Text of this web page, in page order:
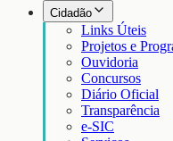
Cidadão
Links Úteis
Projetos e
Ouvidoria
Concursos
Diário Oficial
Transparência
e-SIC